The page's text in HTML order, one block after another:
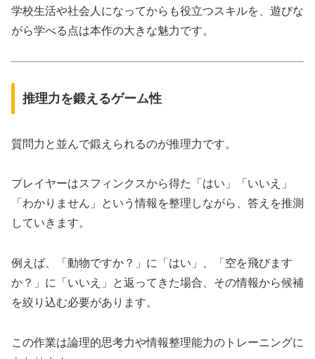
学校生活や社会人になってからも役立つスキルを、遊びな
がら学べる点は本作の大きな魅力です。
推理力を鍛えるゲーム性
質問力と並んで鍛えられるのが推理力です。
プレイヤーはスフィンクスから得た「はい」「いいえ」
「わかりません」という情報を整理しながら、答えを推測
していきます。
例えば、「動物ですか？」に「はい」、「空を飛びます
か？」に「いいえ」と返ってきた場合、その情報から候補
を絞り込む必要があります。
この作業は論理的思考力や情報整理能力のトレーニングに